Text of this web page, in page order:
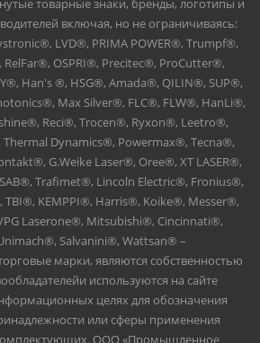
товарные знаки, бренды, логотипы и
включая, но не ограничиваясь:
LVD®, PRIMA POWER®, Trumpf®,
RelFar®, OSPRI®, Precitec®, ProCutter®,
Han's ®, HSG®, Amada®, QILIN®, SUP®,
Max Silver®, FLC®, FLW®, HanLi®,
Reci®, Trocen®, Ryxon®, Leetro®,
Dynamics®, Powermax®, Tecna®,
G.Weike Laser®, Oree®, XT LASER®,
Trafimet®, Lincoln Electric®, Fronius®,
TBI®, KEMPPI®, Harris®, Koike®, Messer®,
Laserone®, Mitsubishi®, Cincinnati®,
Salvanini®, Wattsan® –
марки, являются собственностью
используются на сайте
целях для обозначения
или сферы применения
ООО «Промышленное